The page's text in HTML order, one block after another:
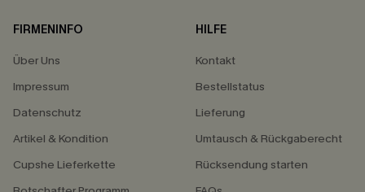
FIRMENINFO
Über Uns
Impressum
Datenschutz
Artikel & Kondition
Cupshe Lieferkette
HILFE
Kontakt
Bestellstatus
Lieferung
Umtausch & Rückgaberecht
Rücksendung starten